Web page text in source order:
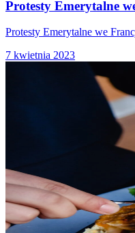
Protesty Emerytalne
Protesty Emerytalne we
7 kwietnia 2023